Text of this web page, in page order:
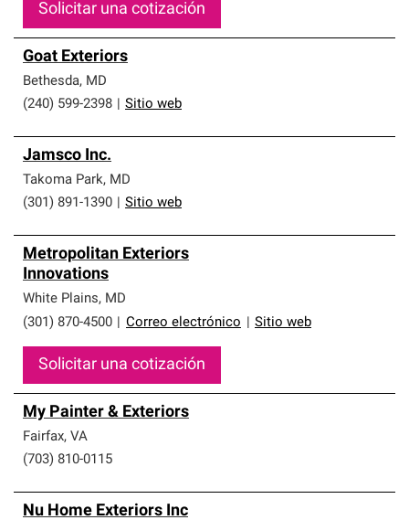
Solicitar una cotización
Goat Exteriors
Bethesda, MD
(240) 599-2398
Sitio web
Jamsco Inc.
Takoma Park, MD
(301) 891-1390
Sitio web
Metropolitan Exteriors
Innovations
White Plains, MD
(301) 870-4500
Correo electrónico Sitio web
Solicitar una cotización
My Painter & Exteriors
Fairfax, VA
(703) 810-0115
Nu Home Exteriors Inc